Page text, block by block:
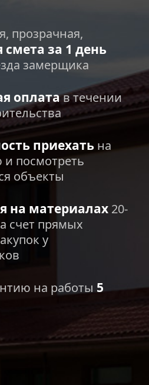
прозрачная,
смета за 1 день
замерщика
оплатав течении
приехать на
и посмотреть
объекты
на материалах 20-
счет прямых
у
на работы 5